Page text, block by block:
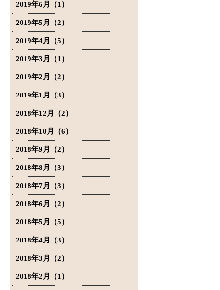
2019年6月（1）
2019年5月（2）
2019年4月（5）
2019年3月（1）
2019年2月（2）
2019年1月（3）
2018年12月（2）
2018年10月（6）
2018年9月（2）
2018年8月（3）
2018年7月（3）
2018年6月（2）
2018年5月（5）
2018年4月（3）
2018年3月（2）
2018年2月（1）